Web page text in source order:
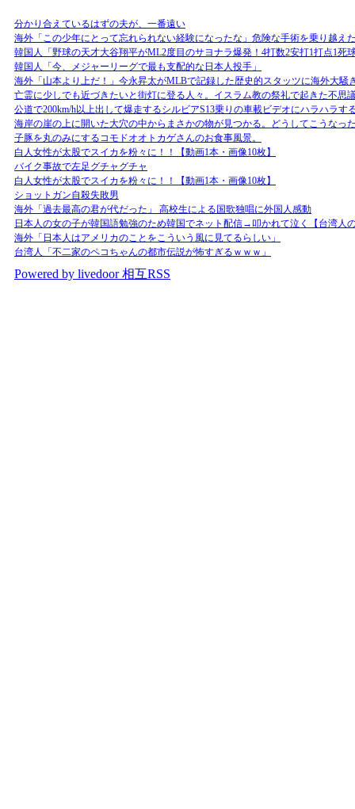
分かり合えているはずの夫が、一番遠い
海外「この少年にとって忘れられない経験になったな」危険な手術を乗り越
韓国人「野球の天才大谷翔平がML2度目のサヨナラ爆発！4打数2安打1打点1
韓国人「今、メジャーリーグで最も支配的な日本人投手」
海外「山本より上だ！」今永昇太がMLBで記録した歴史的スタッツに海外大騒
亡霊に少しでも近づきたいと街灯に登る人々。イスラム教の祭礼で起きた不思
公道で200km/h以上出して爆走するシルビアS13乗りの車載ビデオにハラハラす
海岸の崖の上に開いた大穴の中からまさかの物が見つかる。どうしてこうなっ
子豚を丸のみにするコモドオオトカゲさんのお食事風景。
白人女性が太股でスイカを粉々に！！【動画1本・画像10枚】
バイク事故で左足グチャグチャ
白人女性が太股でスイカを粉々に！！【動画1本・画像10枚】
ショットガン自殺失敗男
海外「過去最高の君が代だった」 高校生による国歌独唱に外国人感動
日本人の女の子が韓国語勉強のため韓国でネット配信→叩かれて泣く【台湾人
海外「日本人はアメリカのことをこういう風に見てるらしい」
台湾人「不二家のペコちゃんの都市伝説が怖すぎるｗｗｗ」
Powered by livedoor 相互RSS